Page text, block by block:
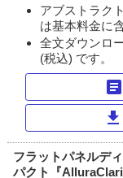
アブストラク
は基本料金に
全文ダウンロ
(税込) です。
article
download
フラットパネルデ
パクト『